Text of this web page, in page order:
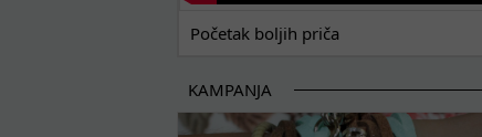
Početak boljih priča
KAMPANJA